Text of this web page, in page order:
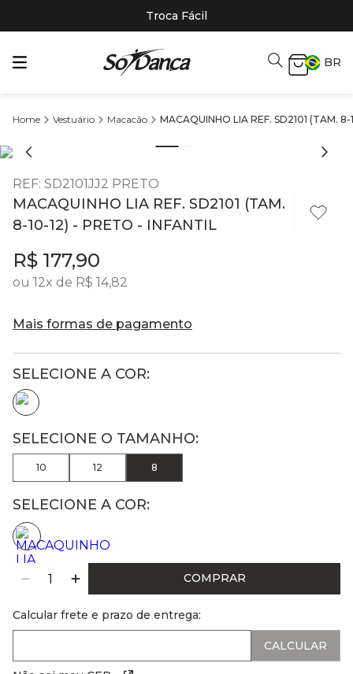
Troca Fácil
BR
Vestuário Macacão MACAQUINHO LIA REF. SD2101 (TAM.
REF: SD2101JJ2 PRETO
MACAQUINHO LIA REF. SD2101 (TAM.
8-10-12) - PRETO - INFANTIL
R$ 177,90
ou 12x de R$ 14,82
Mais formas de pagamento
10 12 8
SELECIONE A COR:
COMPRAR
Calcular frete e prazo de entrega: